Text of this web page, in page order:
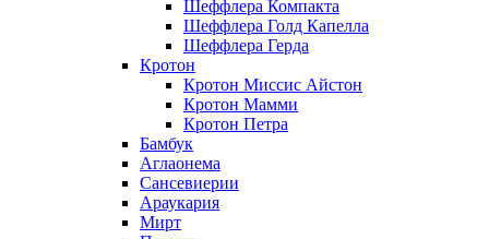
Шеффлера Компакта
Шеффлера Голд Капелла
Шеффлера Герда
Кротон
Кротон Миссис Айстон
Кротон Мамми
Кротон Петра
Бамбук
Аглаонема
Сансевиерии
Араукария
Мирт